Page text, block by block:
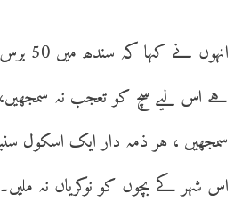
انہوں
ہے اس لیے سچ کو تعجب نہ سمجھیں،
سمجھیں ، ہر ذمہ دار ایک اسکول
اس شہر کے بچوں کو نوکریاں نہ ملیں۔